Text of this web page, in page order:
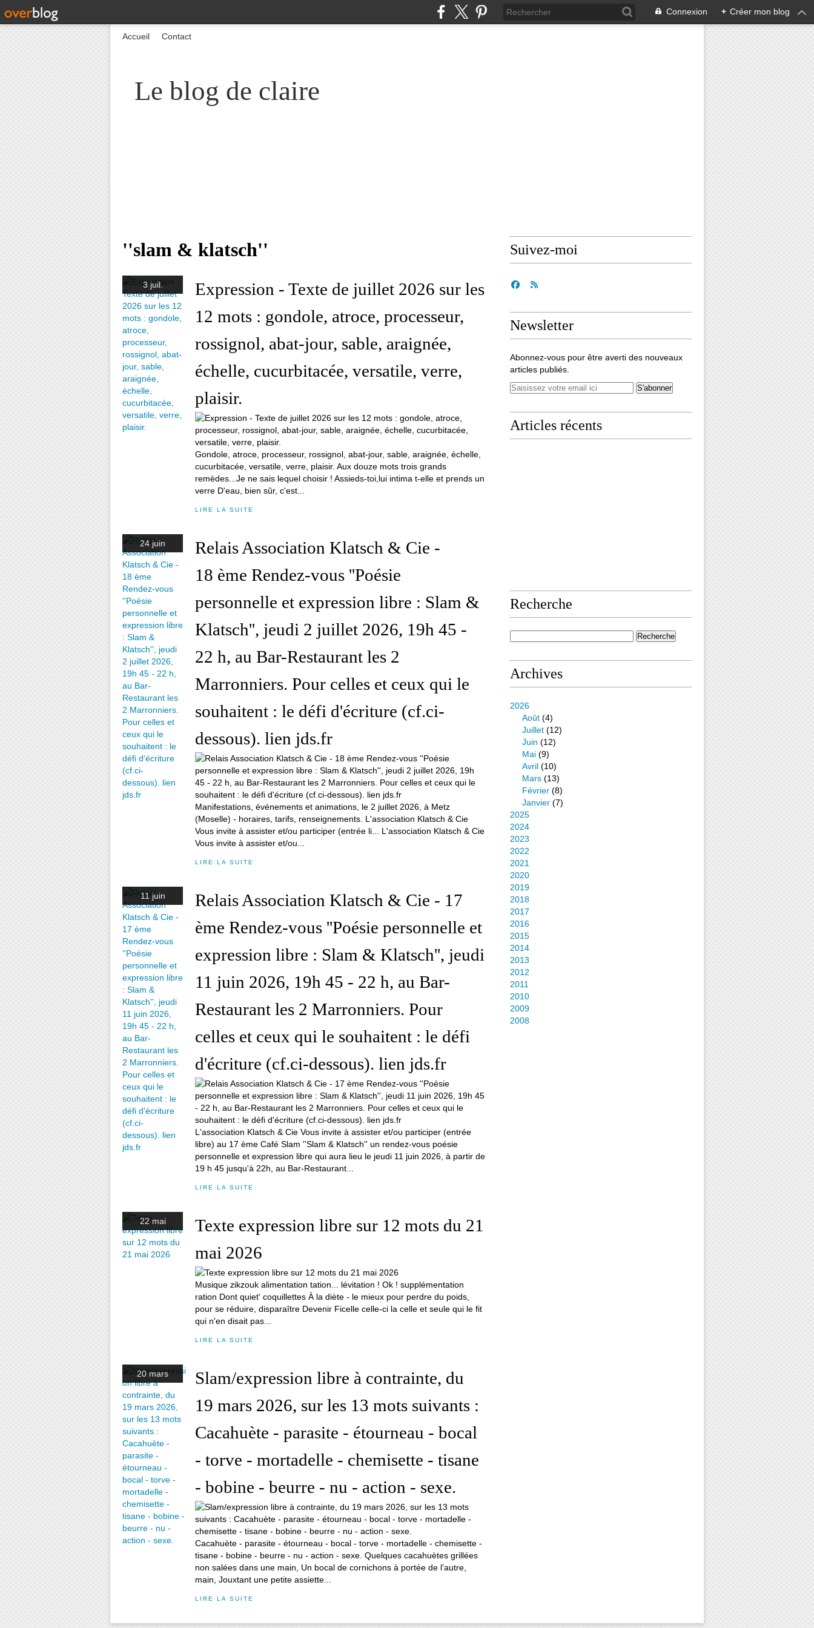
Connexion + Créer mon blog
Le blog de claire
Accueil Contact
''slam & klatsch''
3 juil.
Expression - Texte de juillet 2026 sur les
12 mots : gondole, atroce, processeur,
rossignol, abat-jour, sable, araignée,
échelle, cucurbitacée, versatile, verre,
plaisir.
Gondole, atroce, processeur, rossignol, abat-jour, sable, araignée, échelle,
cucurbitacée, versatile, verre, plaisir. Aux douze mots trois grands
remèdes...Je ne sais lequel choisir ! Assieds-toi,lui intima t-elle et prends un
verre D'eau, bien sûr, c'est...
LIRE LA SUITE
24 juin
Relais Association Klatsch & Cie -
18 ème Rendez-vous ''Poésie
personnelle et expression libre : Slam &
Klatsch'', jeudi 2 juillet 2026, 19h 45 -
22 h, au Bar-Restaurant les 2
Marronniers. Pour celles et ceux qui le
souhaitent : le défi d'écriture (cf.ci-
dessous). lien jds.fr
Manifestations, événements et animations, le 2 juillet 2026, à Metz
(Moselle) - horaires, tarifs, renseignements. L'association Klatsch & Cie
Vous invite à assister et/ou participer (entrée li... L'association Klatsch & Cie
Vous invite à assister et/ou...
LIRE LA SUITE
11 juin
Relais Association Klatsch & Cie - 17
ème Rendez-vous ''Poésie personnelle et
expression libre : Slam & Klatsch'', jeudi
11 juin 2026, 19h 45 - 22 h, au Bar-
Restaurant les 2 Marronniers. Pour
celles et ceux qui le souhaitent : le défi
d'écriture (cf.ci-dessous). lien jds.fr
L'association Klatsch & Cie Vous invite à assister et/ou participer (entrée
libre) au 17 ème Café Slam ''Slam & Klatsch'' un rendez-vous poésie
personnelle et expression libre qui aura lieu le jeudi 11 juin 2026, à partir de
19 h 45 jusqu'à 22h, au Bar-Restaurant...
LIRE LA SUITE
22 mai
Texte expression libre sur 12 mots du 21
mai 2026
Musique zikzouk alimentation tation... lévitation ! Ok ! supplémentation
ration Dont quiet' coquillettes À la diète - le mieux pour perdre du poids,
pour se réduire, disparaître Devenir Ficelle celle-ci la celle et seule qui le fit
qui n'en disait pas...
LIRE LA SUITE
20 mars
Slam/expression libre à contrainte, du
19 mars 2026, sur les 13 mots suivants :
Cacahuète - parasite - étourneau - bocal
- torve - mortadelle - chemisette - tisane
- bobine - beurre - nu - action - sexe.
Cacahuète - parasite - étourneau - bocal - torve - mortadelle - chemisette -
tisane - bobine - beurre - nu - action - sexe. Quelques cacahuètes grillées
non salées dans une main, Un bocal de cornichons à portée de l’autre,
main, Jouxtant une petite assiette...
LIRE LA SUITE
Suivez-moi
Newsletter
Abonnez-vous pour être averti des nouveaux
articles publiés.
Articles récents
Recherche
Archives
2026
Août (4)
Juillet (12)
Juin (12)
Mai (9)
Avril (10)
Mars (13)
Février (8)
Janvier (7)
2025
2024
2023
2022
2021
2020
2019
2018
2017
2016
2015
2014
2013
2012
2011
2010
2009
2008